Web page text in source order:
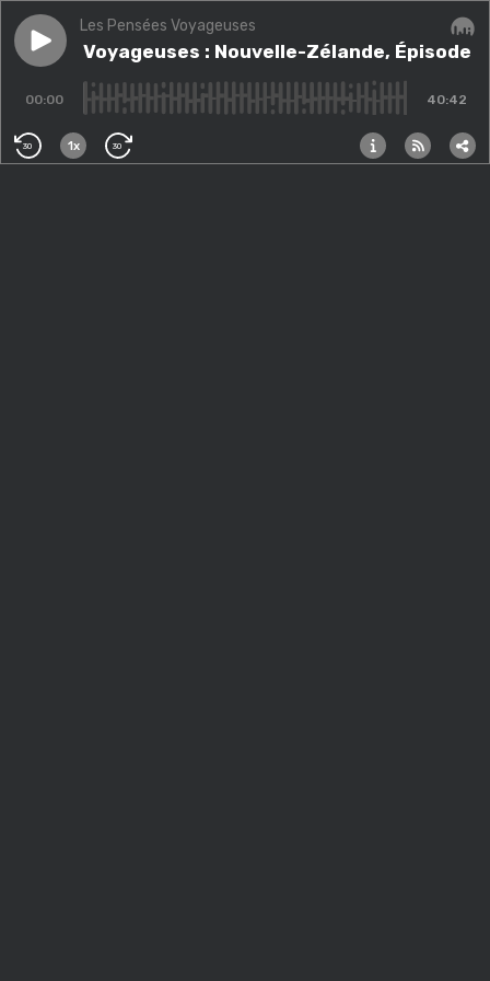
Play episodePensées Voyageuses : Nouvelle-Zélande, Épisode 2
Les Pensées Voyageuses
Voyageuses : Nouvelle-Zélande, Épisode 2
00:00 40:42
30 1x 30